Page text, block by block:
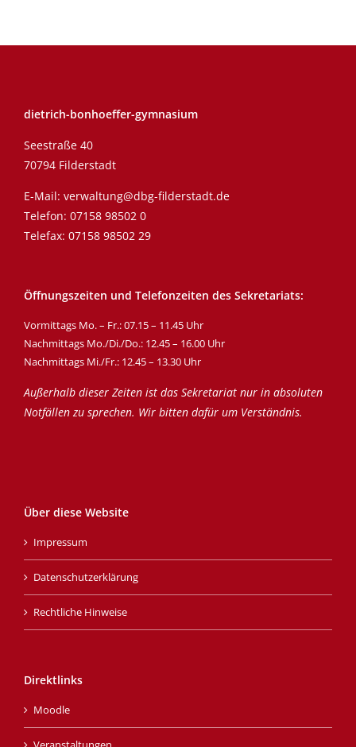
dietrich-bonhoeffer-gymnasium
Seestraße 40
70794 Filderstadt
E-Mail: verwaltung@dbg-filderstadt.de
Telefon: 07158 98502 0
Telefax: 07158 98502 29
Öffnungszeiten und Telefonzeiten des Sekretariats:
Vormittags Mo. – Fr.: 07.15 – 11.45 Uhr
Nachmittags Mo./Di./Do.: 12.45 – 16.00 Uhr
Nachmittags Mi./Fr.: 12.45 – 13.30 Uhr
Außerhalb dieser Zeiten ist das Sekretariat nur in absoluten
Notfällen zu sprechen. Wir bitten dafür um Verständnis.
Über diese Website
Impressum
Datenschutzerklärung
Rechtliche Hinweise
Direktlinks
Moodle